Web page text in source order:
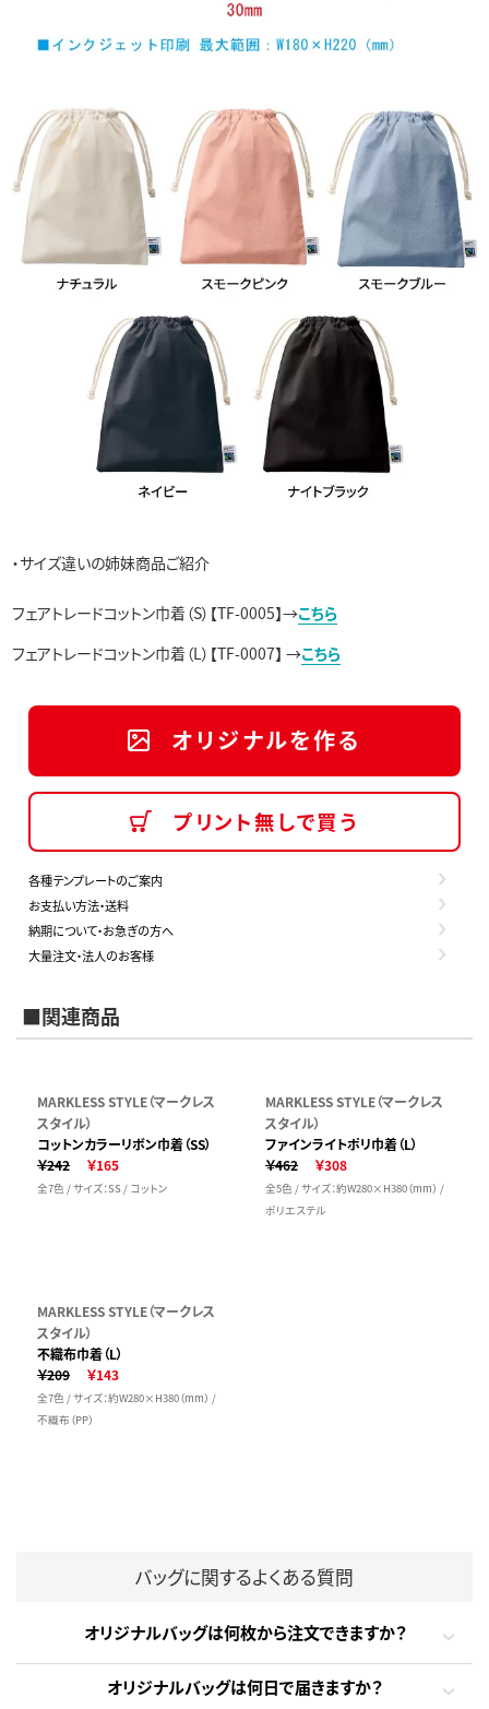
・サイズ違いの姉妹商品ご紹介
フェアトレードコットン巾着（S）【TF-0005】→こちら
フェアトレードコットン巾着（L）【TF-0007】 →こちら
オリジナルを作る
プリント無しで買う
各種テンプレートのご案内
お支払い方法・送料
納期について・お急ぎの方へ
大量注文・法人のお客様
■関連商品
MARKLESS STYLE（マークレス
スタイル）
コットンカラーリボン巾着（SS）
￥242
￥165
全7色 / サイズ：SS / コットン
MARKLESS STYLE（マークレス
スタイル）
ファインライトポリ巾着（L）
￥462
￥308
全5色 / サイズ：約W280×H380（mm） /
ポリエステル
MARKLESS STYLE（マークレス
スタイル）
不織布巾着（L）
￥209
￥143
全7色 / サイズ：約W280×H380（mm） /
不織布（PP）
バッグに関するよくある質問
オリジナルバッグは何枚から注文できますか？
オリジナルバッグは何日で届きますか？